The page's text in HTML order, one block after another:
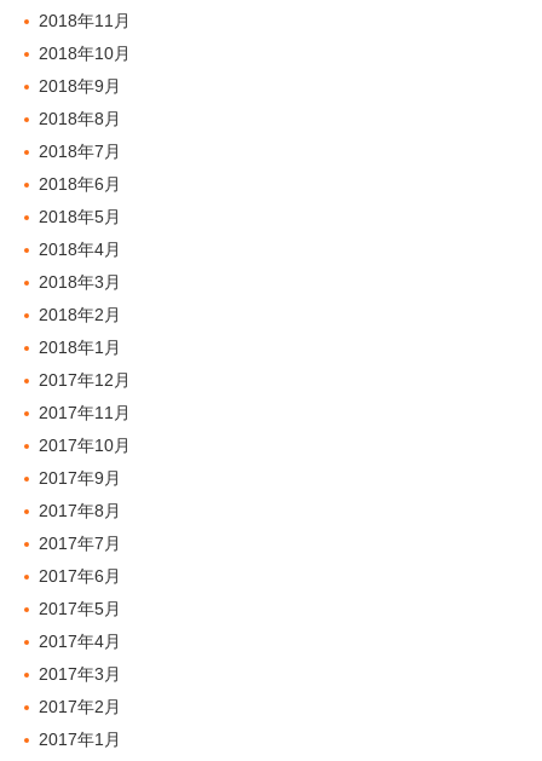
2018年11月
2018年10月
2018年9月
2018年8月
2018年7月
2018年6月
2018年5月
2018年4月
2018年3月
2018年2月
2018年1月
2017年12月
2017年11月
2017年10月
2017年9月
2017年8月
2017年7月
2017年6月
2017年5月
2017年4月
2017年3月
2017年2月
2017年1月